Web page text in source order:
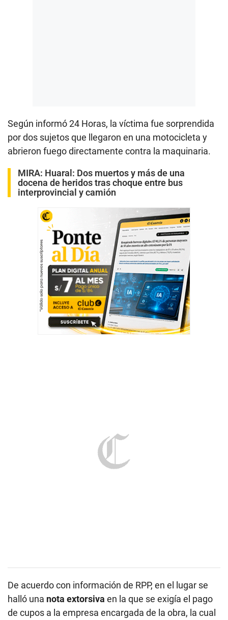
Según informó 24 Horas, la víctima fue sorprendida
por dos sujetos que llegaron en una motocicleta y
abrieron fuego directamente contra la maquinaria.
MIRA: Huaral: Dos muertos y más de una
docena de heridos tras choque entre bus
interprovincial y camión
De acuerdo con información de RPP, en el lugar se
halló una nota extorsiva en la que se exigía el pago
de cupos a la empresa encargada de la obra, la cual